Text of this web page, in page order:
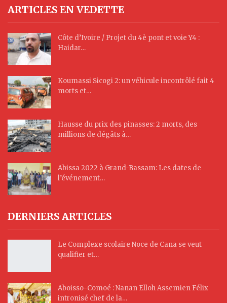
ARTICLES EN VEDETTE
Côte d’Ivoire / Projet du 4è pont et voie Y4 :
Haidar…
Koumassi Sicogi 2: un véhicule incontrôlé fait 4
morts et…
Hausse du prix des pinasses: 2 morts, des
millions de dégâts à…
Abissa 2022 à Grand-Bassam: Les dates de
l’événement…
DERNIERS ARTICLES
Le Complexe scolaire Noce de Cana se veut
qualifier et…
Aboisso-Comoé : Nanan Elloh Assemien Félix
intronisé chef de la…